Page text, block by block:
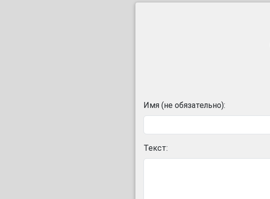
Имя (не обязательно):
Текст: